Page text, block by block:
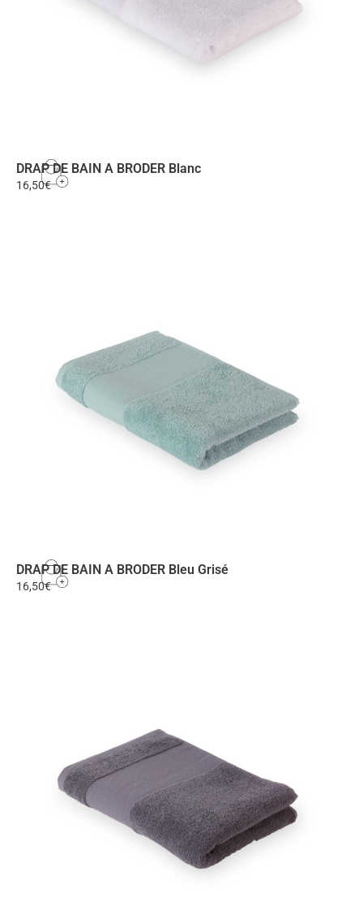
DRAP DE BAIN A BRODER Blanc
16,50€
DRAP DE BAIN A BRODER Bleu Grisé
16,50€